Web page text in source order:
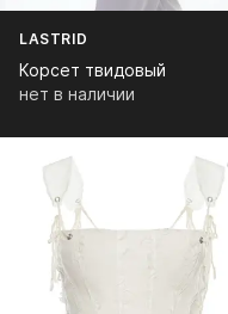
LASTRID
Корсет твидовый
нет в наличии